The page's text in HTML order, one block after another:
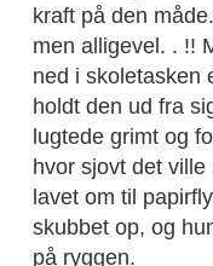
kraft på den
men alligevel. . !!
ned i skoletasken
holdt den ud fra
lugtede grimt og
hvor sjovt det
lavet om til
skubbet op, og
på ryggen.